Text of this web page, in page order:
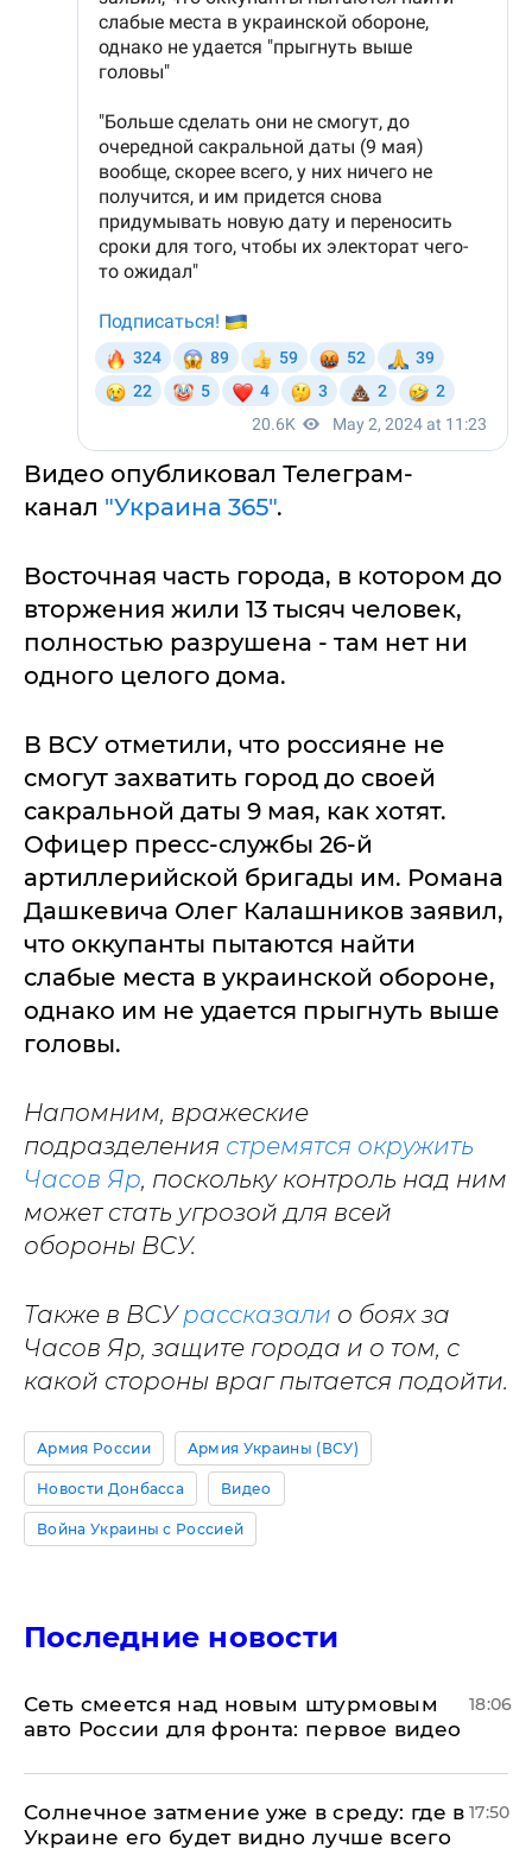
Видео опубликовал Телеграм-
канал "Украина 365".
Восточная часть города, в котором до
вторжения жили 13 тысяч человек,
полностью разрушена - там нет ни
одного целого дома.
В ВСУ отметили, что россияне не
смогут захватить город до своей
сакральной даты 9 мая, как хотят.
Офицер пресс-службы 26-й
артиллерийской бригады им. Романа
Дашкевича Олег Калашников заявил,
что оккупанты пытаются найти
слабые места в украинской обороне,
однако им не удается прыгнуть выше
головы.
Напомним, вражеские
подразделения стремятся окружить
Часов Яр, поскольку контроль над ним
может стать угрозой для всей
обороны ВСУ.
Также в ВСУрассказали о боях за
Часов Яр, защите города и о том, с
какой стороны враг пытается подойти.
Армия России Армия Украины (ВСУ)
Новости Донбасса Видео
Война Украины с Россией
Последние новости
Сеть смеется над новым штурмовым
авто России для фронта: первое видео
18:06
​Солнечное затмение уже в среду: где в
Украине его будет видно лучше всего
17:50